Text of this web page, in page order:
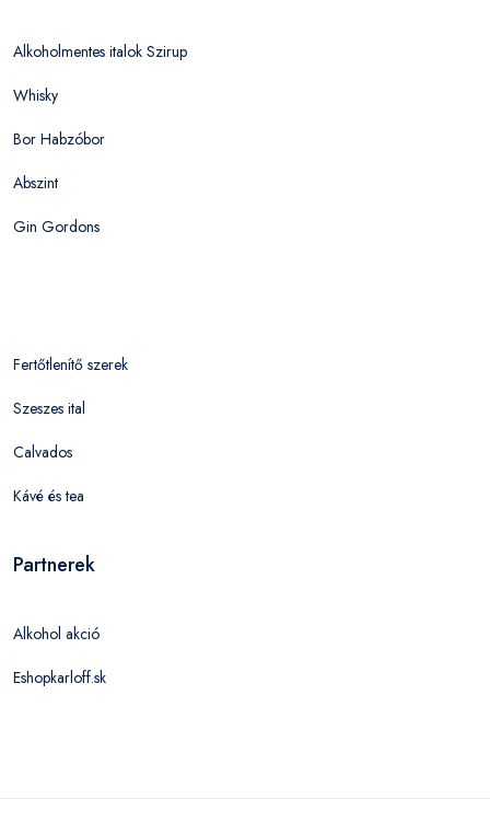
Alkoholmentes italok Szirup
Whisky
Bor Habzóbor
Abszint
Gin Gordons
Fertőtlenítő szerek
Szeszes ital
Calvados
Kávé és tea
Partnerek
Alkohol akció
Eshopkarloff.sk